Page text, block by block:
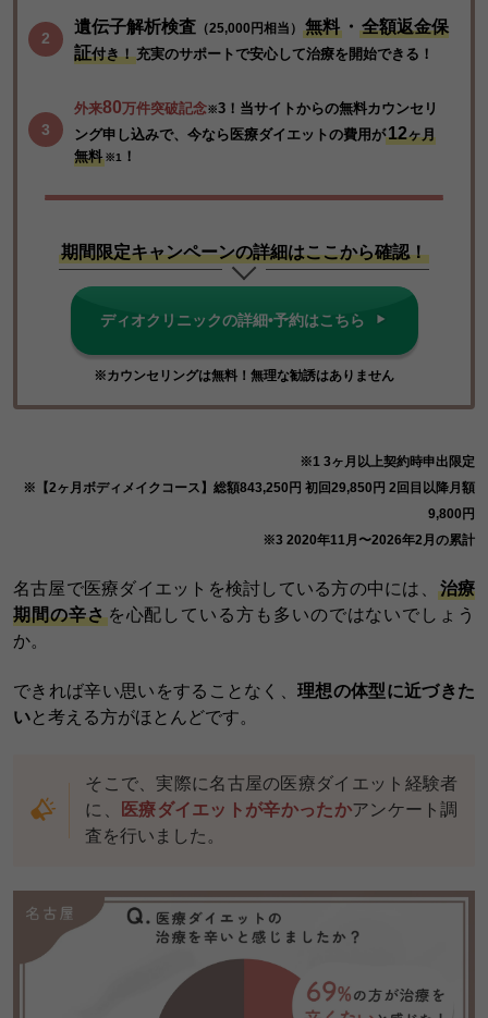
遺伝子解析検査 （25,000円相当） 無料 ・ 全額返金保
証付き！ 充実のサポートで安心して治療を開始できる！
外来80万件突破記念※3！当サイトからの無料カウンセリ
ング申し込みで、今なら医療ダイエットの費用が12ヶ月
無料 ※1 ！
期間限定キャンペーンの詳細はここから確認！
ディオクリニックの詳細•予約はこちら
※カウンセリングは無料！無理な勧誘はありません
※1 3ヶ月以上契約時申出限定
※【2ヶ月ボディメイクコース】総額843,250円 初回29,850円 2回目以降月額
9,800円
※3 2020年11月〜2026年2月の累計
名古屋で医療ダイエットを検討している方の中には、
治療
期間の辛さを心配している方も多いのではないでしょう
か。
できれば辛い思いをすることなく、理想の体型に近づきた
いと考える方がほとんどです。
そこで、実際に名古屋の医療ダイエット経験者
に、
医療ダイエットが辛かったかアンケート調
査を行いました。